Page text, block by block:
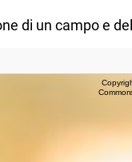
di un campo e